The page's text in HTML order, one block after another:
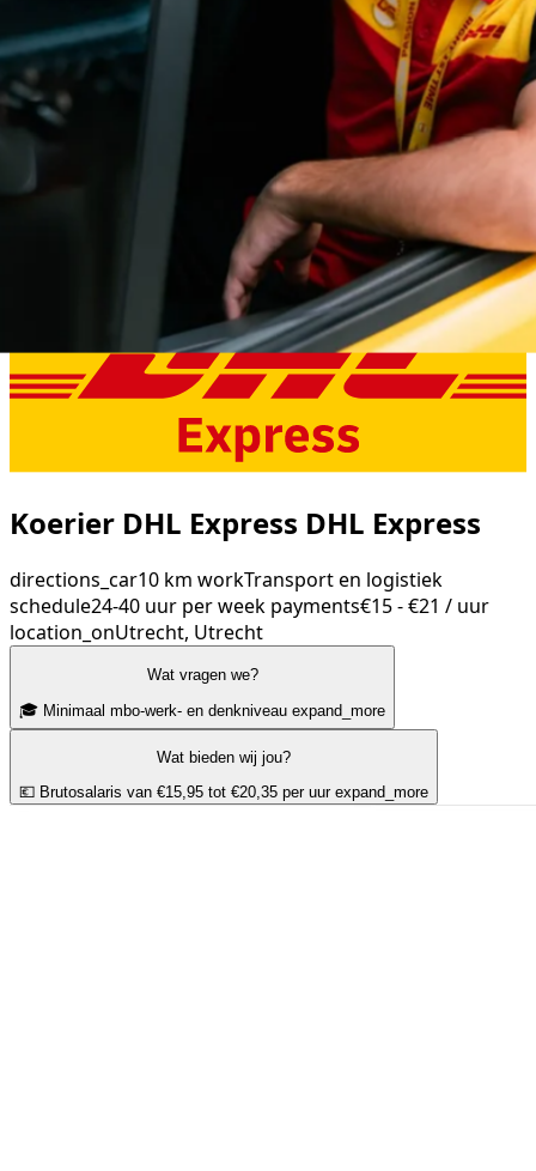
Koerier DHL Express DHL Express
directions_car10 km workTransport en logistiek
schedule24-40 uur per week payments€15 - €21 / uur
location_onUtrecht, Utrecht
Wat vragen we?
🎓 Minimaal mbo-werk- en denkniveau expand_more
Wat bieden wij jou?
💶 Brutosalaris van €15,95 tot €20,35 per uur expand_more